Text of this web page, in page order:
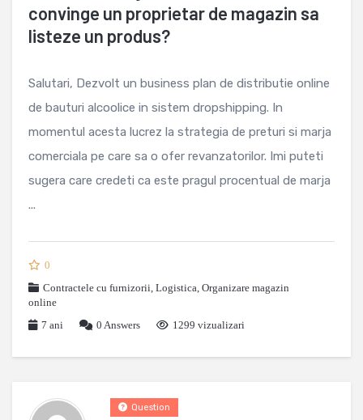
convinge un proprietar de magazin sa
listeze un produs?
Salutari, Dezvolt un business plan de distributie online
de bauturi alcoolice in sistem dropshipping. In
momentul acesta lucrez la strategia de preturi si marja
comerciala pe care sa o ofer revanzatorilor. Imi puteti
sugera care credeti ca este pragul procentual de marja
...
0
Contractele cu furnizorii, Logistica, Organizare magazin
online
7 ani
0 Answers 1299 vizualizari
Question